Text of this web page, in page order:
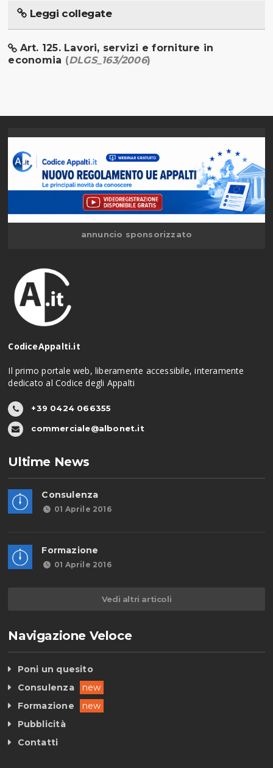
Leggi collegate
Art. 125. Lavori, servizi e forniture in
economia (DLGS_163/2006)
annuncio sponsorizzato
CodiceAppalti.it
Il primo portale web, liberamente accessibile, interamente
dedicato al Codice degli Appalti
+39 0424 066355
commerciale@albonet.it
Ultime News
Consulenza
01 Aprile 2016
Formazione
01 Aprile 2016
Vedi altri articoli
Navigazione Veloce
Poni un quesito
Consulenza
new
Formazione
new
Pubblicità
Contatti